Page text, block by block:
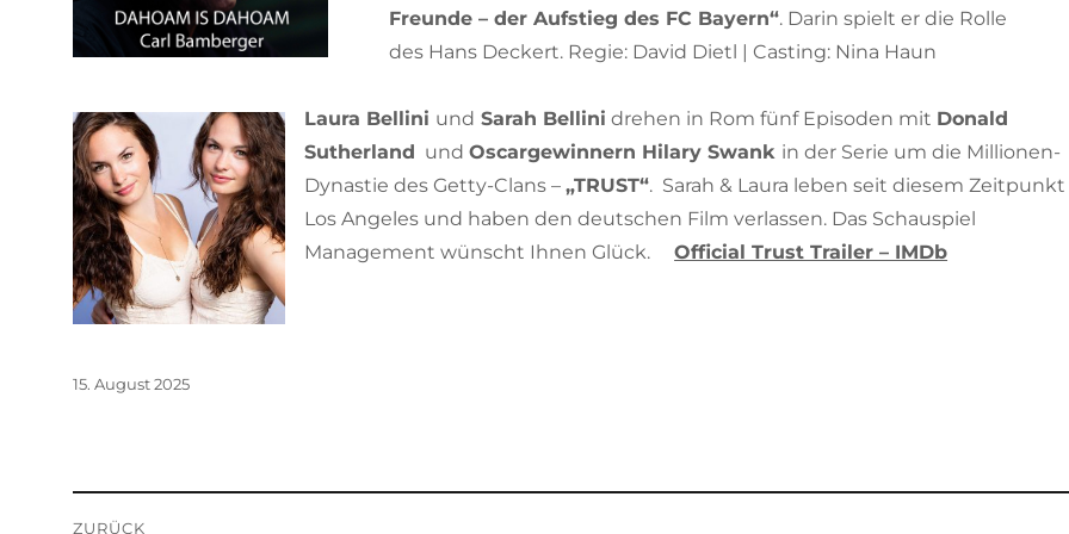
Freunde – der Aufstieg des FC Bayern“. Darin spielt er die Rolle
des Hans Deckert. Regie: David Dietl | Casting: Nina Haun
Laura Bellini und Sarah Bellini drehen in Rom fünf Episoden mit Donald
Sutherland
undOscargewinnern Hilary Swank in der Serie um die Millionen-
Dynastie des Getty-Clans –„TRUST“. Sarah & Laura leben seit diesem
Los Angeles und haben den deutschen Film verlassen. Das Schauspiel
Management wünscht Ihnen Glück.Official Trust Trailer – IMDb
Veröffentlicht
15. August 2025
ZURÜCK